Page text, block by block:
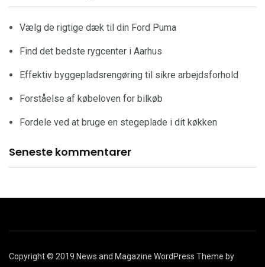
Vælg de rigtige dæk til din Ford Puma
Find det bedste rygcenter i Aarhus
Effektiv byggepladsrengøring til sikre arbejdsforhold
Forståelse af købeloven for bilkøb
Fordele ved at bruge en stegeplade i dit køkken
Seneste kommentarer
Copyright © 2019 News and Magazine WordPress Theme by